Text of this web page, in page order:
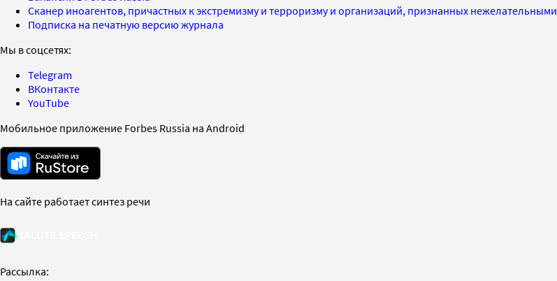
Сканер иноагентов, причастных к экстремизму и терроризму и организаций, признанных нежелательными
Подписка на печатную версию журнала
Мы в соцсетях:
Telegram
ВКонтакте
YouTube
Мобильное приложение Forbes Russia на Android
На сайте работает синтез речи
Рассылка: